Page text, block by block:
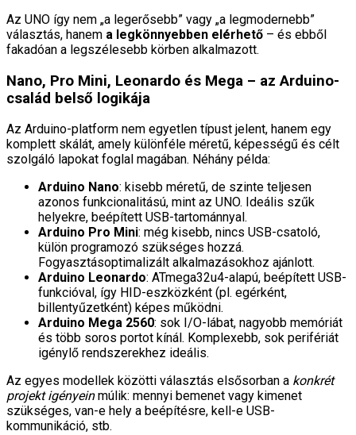
Az UNO így nem „a legerősebb” vagy „a legmodernebb”
választás, hanem a legkönnyebben elérhető – és ebből
fakadóan a legszélesebb körben alkalmazott.
Nano, Pro Mini, Leonardo és Mega – az Arduino-
család belső logikája
Az Arduino-platform nem egyetlen típust jelent, hanem egy
komplett skálát, amely különféle méretű, képességű és célt
szolgáló lapokat foglal magában. Néhány példa:
Arduino Nano: kisebb méretű, de szinte teljesen
azonos funkcionalitású, mint az UNO. Ideális szűk
helyekre, beépített USB-tartománnyal.
Arduino Pro Mini: még kisebb, nincs USB-csatoló,
külön programozó szükséges hozzá.
Fogyasztásoptimalizált alkalmazásokhoz ajánlott.
Arduino Leonardo: ATmega32u4-alapú, beépített USB-
funkcióval, így HID-eszközként (pl. egérként,
billentyűzetként) képes működni.
Arduino Mega 2560: sok I/O-lábat, nagyobb memóriát
és több soros portot kínál. Komplexebb, sok perifériát
igénylő rendszerekhez ideális.
Az egyes modellek közötti választás elsősorban a konkrét
projekt igényeinmúlik: mennyi bemenet vagy kimenet
szükséges, van-e hely a beépítésre, kell-e USB-
kommunikáció, stb.